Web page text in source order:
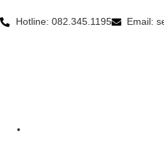
Hotline: 082.345.1195 Email: